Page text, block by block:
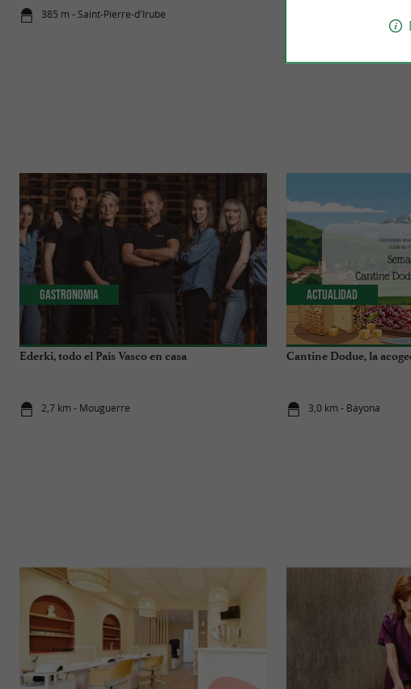
385 m - Saint-Pierre-d'Irube
Ederki, todo el País Vasco en casa
2,7 km - Mouguerre
Gastronomia
Cantine Dodue, la
3,0 km - Bayona
Actualidad